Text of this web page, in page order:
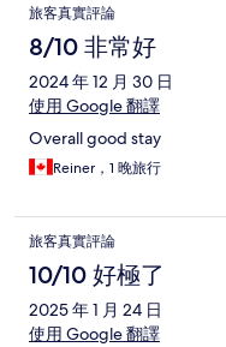
旅客真實評論
8/10 非常好
2024 年 12 月 30 日
使用 Google 翻譯
Overall good stay
Reiner，1 晚旅行
旅客真實評論
10/10 好極了
2025 年 1 月 24 日
使用 Google 翻譯